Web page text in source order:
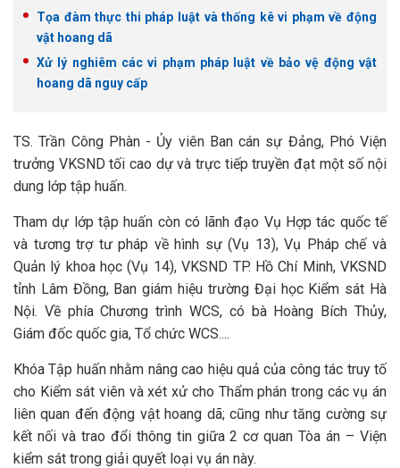
Tọa đàm thực thi pháp luật và thống kê vi phạm về động
vật hoang dã
Xử lý nghiêm các vi phạm pháp luật về bảo vệ động vật
hoang dã nguy cấp
TS. Trần Công Phàn - Ủy viên Ban cán sự Đảng, Phó Viện
trưởng VKSND tối cao dự và trực tiếp truyền đạt một số nội
dung lớp tập huấn.
Tham dự lớp tập huấn còn có lãnh đạo Vụ Hợp tác quốc tế
và tương trợ tư pháp về hình sự (Vụ 13), Vụ Pháp chế và
Quản lý khoa học (Vụ 14), VKSND TP. Hồ Chí Minh, VKSND
tỉnh Lâm Đồng, Ban giám hiệu trường Đại học Kiểm sát Hà
Nội. Về phía Chương trình WCS, có bà Hoàng Bích Thủy,
Giám đốc quốc gia, Tổ chức WCS....
Khóa Tập huấn nhằm nâng cao hiệu quả của công tác truy tố
cho Kiểm sát viên và xét xử cho Thẩm phán trong các vụ án
liên quan đến động vật hoang dã; cũng như tăng cường sự
kết nối và trao đổi thông tin giữa 2 cơ quan Tòa án – Viện
kiểm sát trong giải quyết loại vụ án này.